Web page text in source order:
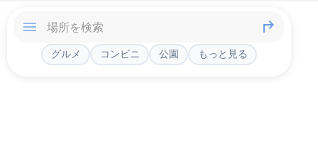
グルメ コンビニ 公園 もっと見る